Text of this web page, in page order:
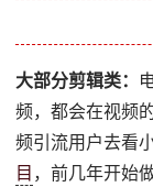
大部分剪辑类：
频，都会在视频
频引流用户去看
目 ，前几年开始